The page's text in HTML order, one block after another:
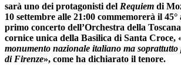
sarà uno dei protagonisti del Requiem di
10 settembre alle 21:00 commemorerà il
primo concerto dell’Orchestra della
cornice unica della Basilica di Santa Croce,
monumento nazionale italiano ma soprattutto
di Firenze», come ha dichiarato il tenore.